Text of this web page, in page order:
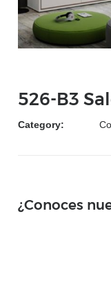
526-B3
Category:
¿Conoces